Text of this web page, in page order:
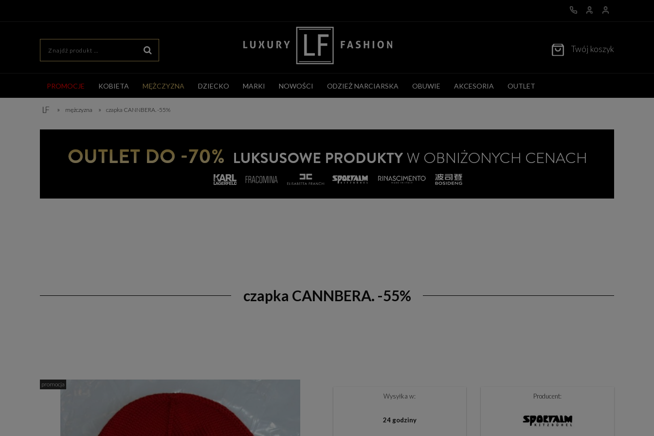
Twój koszyk
PROMOCJE KOBIETA MĘŻCZYZNA DZIECKO MARKI NOWOŚCI ODZIEŻ NARCIARSKA OBUWIE AKCESORIA OUTLET
» mężczyzna » czapka CANNBERA. -55%
czapka CANNBERA. -55%
promocja
Wysyłka w:
24 godziny
Producent: